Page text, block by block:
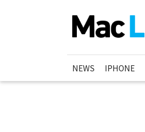
NEWS IPHONE